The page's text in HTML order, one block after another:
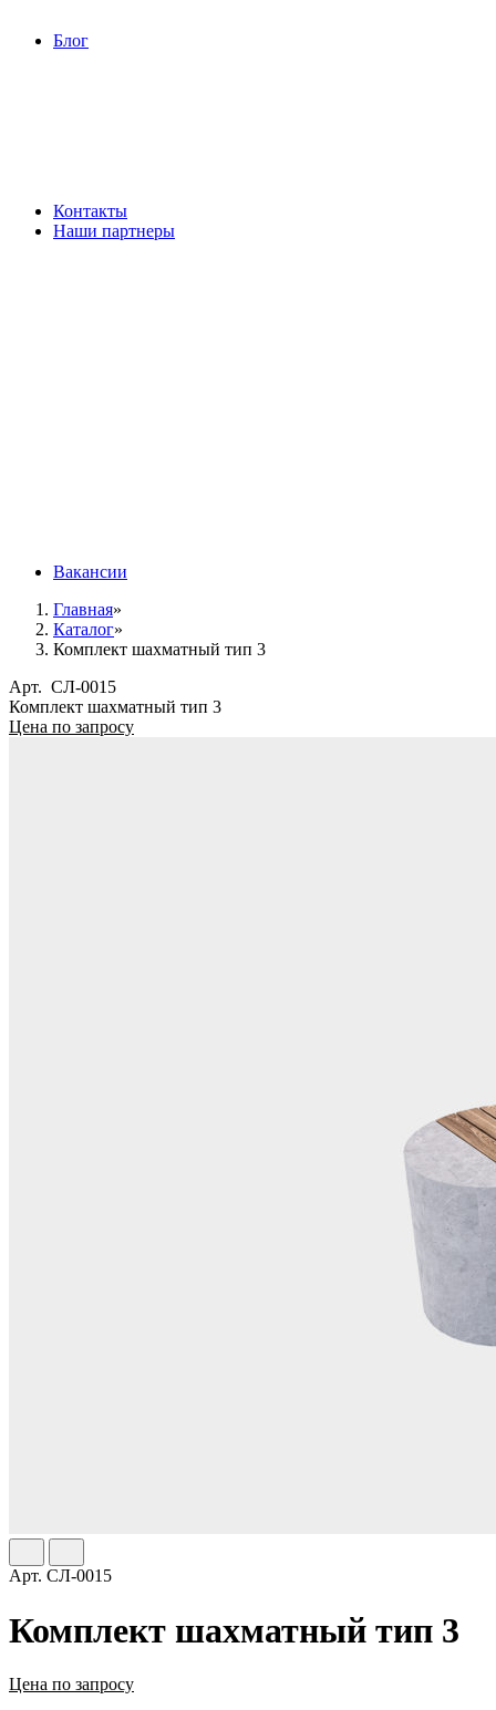
Блог
Контакты
Наши партнеры
Вакансии
Главная»
Каталог»
Комплект шахматный тип 3
Арт. СЛ-0015
Комплект шахматный тип 3
Цена по запросу
Арт. СЛ-0015
Комплект шахматный тип 3
Цена по запросу